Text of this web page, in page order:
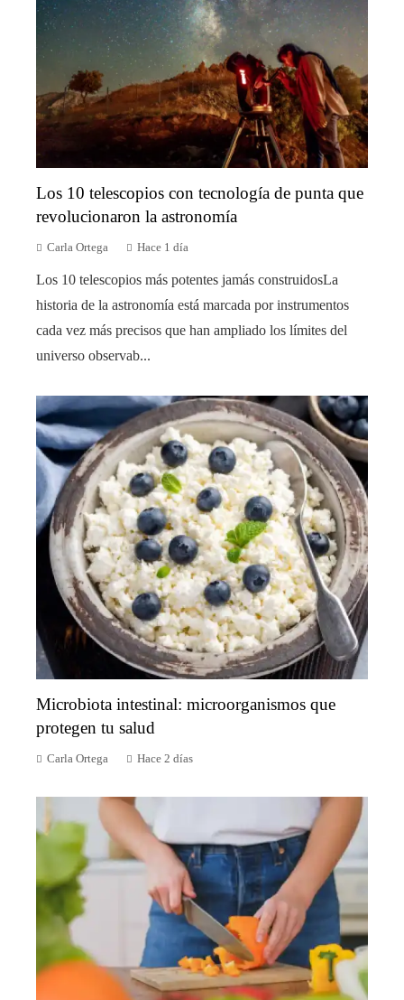
Los 10 telescopios con tecnología de punta que
revolucionaron la astronomía
Carla Ortega Hace 1 día
Los 10 telescopios más potentes jamás construidosLa
historia de la astronomía está marcada por instrumentos
cada vez más precisos que han ampliado los límites del
universo observab...
Microbiota intestinal: microorganismos que
protegen tu salud
Carla Ortega Hace 2 días